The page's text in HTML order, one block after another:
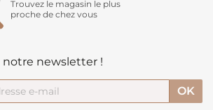
Trouvez le magasin le plus
proche de chez vous
notre newsletter !